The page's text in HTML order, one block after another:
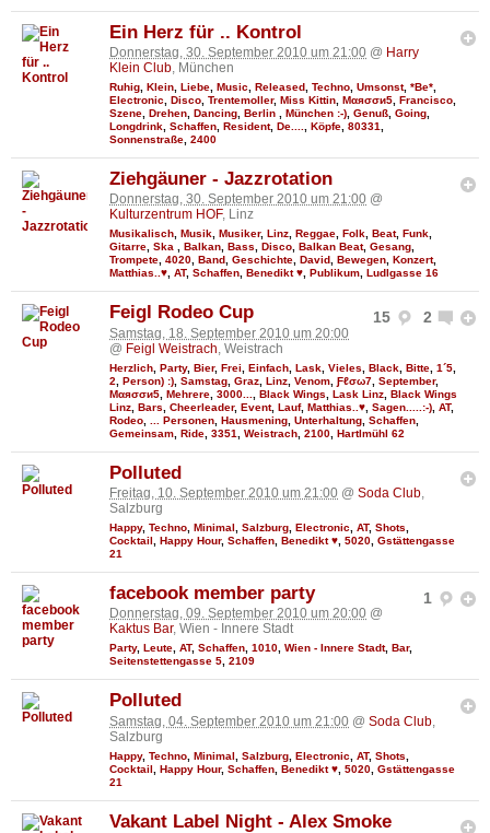
Ein Herz für .. Kontrol
Donnerstag, 30. September 2010 um 21:00 @ Harry
Klein Club, München
Ruhig Klein Liebe Music Released Techno Umsonst, *Be*
Electronic
Disco Trentemoller, Miss Kittin Мαяσσи5 Francisco
Szene Drehen Dancing Berlin München :-) Genuß Going
Longdrink Schaffen Resident, De.... Köpfe 80331
Sonnenstraße 2400
Ziehgäuner - Jazzrotation
Donnerstag, 30. September 2010 um 21:00 @
Kulturzentrum HOF, Linz
Musikalisch, Musik, Musiker, Linz, Reggae, Folk, Beat, Funk,
Gitarre, Ska , Balkan, Bass, Disco, Balkan Beat, Gesang,
Trompete, 4020, Band, Geschichte, David, Bewegen, Konzert,
Matthias..♥, AT, Schaffen, Benedikt ♥, Publikum, Ludlgasse 16
15 2
Feigl Rodeo Cup
Samstag, 18. September 2010 um 20:00
@ Feigl Weistrach , Weistrach
Herzlich Party, Bier, Frei Einfach Lask Vieles Black Bitte 1´5
2
Person) :) Samstag Graz Linz Venom Ƒℓσω7 September,
Мαяσσи5 Mehrere 3000... Black Wings Lask Linz Black Wings
Linz Bars Cheerleader, Event, Lauf, Matthias..♥ Sagen.....:-) AT,
Rodeo
... Personen Hausmening Unterhaltung Schaffen
Gemeinsam Ride 3351 Weistrach 2100 Hartlmühl 62
Polluted
Freitag, 10. September 2010 um 21:00 @ Soda Club,
Salzburg
Happy, Techno Minimal Salzburg Electronic AT, Shots
Cocktail
Happy Hour, Schaffen Benedikt ♥ 5020 Gstättengasse
21
1
facebook member party
Donnerstag, 09. September 2010 um 20:00 @
Kaktus Bar, Wien - Innere Stadt
Party, Leute, AT, Schaffen, 1010, Wien - Innere Stadt, Bar,
Seitenstettengasse 5, 2109
Polluted
Samstag, 04. September 2010 um 21:00 @ Soda Club,
Salzburg
Happy, Techno Minimal Salzburg Electronic AT, Shots
Cocktail
Happy Hour, Schaffen Benedikt ♥ 5020 Gstättengasse
21
Vakant Label Night - Alex Smoke